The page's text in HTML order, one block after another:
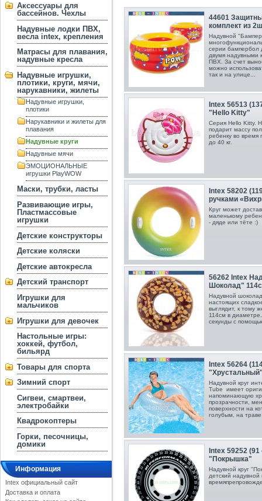
Аксессуары для
бассейнов. Чехлы
Надувные лодки ПВХ,
весла intex, крепления
Матрасы для плавания,
надувные кресла
Надувные игрушки,
плотики, круги, мячи,
нарукавники, жилеты
Надувные игрушки,
плотики
Нарукавники и жилеты для
плавания
Надувные круги
Надувные мячи
ЭМОЦИОНАЛЬНЫЕ
игрушки PlayWOW
Маски, трубки, ласты
Развивающие игры,
Пластмассовые
игрушки
Детские конструкторы
Детские коляски
Детские автокресла
Детский транспорт
Игрушки для
мальчиков
Игрушки для девочек
Настольные игры:
хоккей, футбол,
бильярд
Товары для спорта
Зимний спорт
Сигвеи, смартвеи,
электробайки
Квадрокоптеры
Горки, песочницы,
домики
Информация
Intex официальный сайт
Доставка и оплата
44601
комплект из
Надувной
серии бампербол
двумя надувными
ПВХ. За счет
можно
так и на улице...
Intex 56513
"Hello Kitty"
Серия Hello Kitty.
подарит массу
ребенку во время
до 40 кг.
Intex 58202
ручками
Круг может
маленькому
- дяде или тёте :)
56262 Intex
Шоколад"
Надувной
настоящих
выглядит, к тому
114см в
секунды с
Intex 56264
Надувной круг
Tube имеет
напоминающую
прозрачности,
поверхности на
голубым, на
Intex 59252
"Покрышка"
Надувной круг
детский надувной